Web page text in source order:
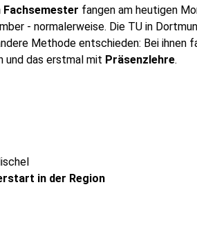
Fachsemester fangen am heutigen
- normalerweise. Die TU in
Methode entschieden: Bei ihnen
und das erstmal mit Präsenzlehre.
in der Region